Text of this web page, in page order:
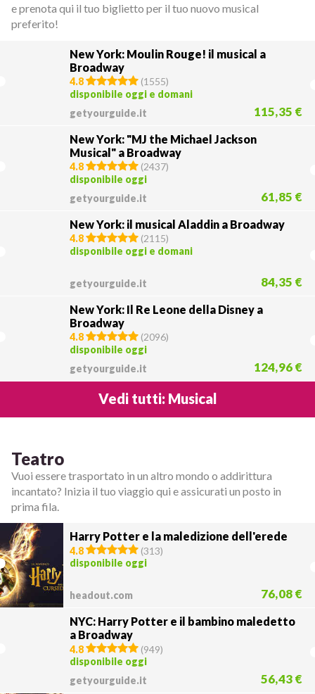
e prenota qui il tuo biglietto per il tuo nuovo musical
preferito!
New York: Moulin Rouge! il musical a
Broadway
4.8 (1555)
disponibile oggi e domani
getyourguide.it
115,35 €
New York: "MJ the Michael Jackson
Musical" a Broadway
4.8 (2437)
disponibile oggi
getyourguide.it
61,85 €
New York: il musical Aladdin a Broadway
4.8 (2115)
disponibile oggi e domani
getyourguide.it 84,35 €
New York: Il Re Leone della Disney a
Broadway
4.8 (2096)
disponibile oggi
getyourguide.it
124,96 €
Vedi tutti: Musical
Teatro
Vuoi essere trasportato in un altro mondo o addirittura
incantato? Inizia il tuo viaggio qui e assicurati un posto in
prima fila.
Harry Potter e la maledizione dell'erede
4.8 (313)
disponibile oggi
headout.com 76,08 €
NYC: Harry Potter e il bambino maledetto
a Broadway
4.8 (949)
disponibile oggi
getyourguide.it
56,43 €